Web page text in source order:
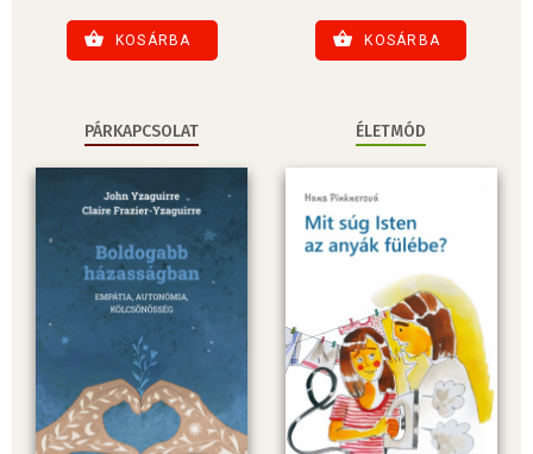
KOSÁRBA KOSÁRBA
PÁRKAPCSOLAT ÉLETMÓD